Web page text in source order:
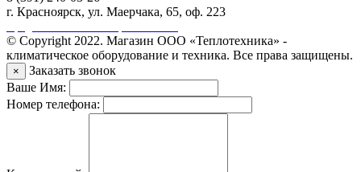
г. Красноярск, ул. Маерчака, 65, оф. 223
© Copyright 2022. Магазин ООО «Теплотехника» -
климатическое оборудование и техника. Все права защищены.
×
Заказать звонок
Ваше Имя:
Номер телефона: